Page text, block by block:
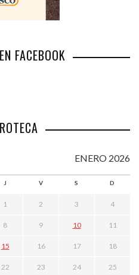
FACEBOOK
ENERO 2026
J V S D
1 2 3 4
8 9 10 11
15 16 17 18
22 23 24 25